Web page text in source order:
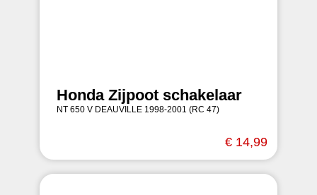
Honda Zijpoot schakelaar
NT 650 V DEAUVILLE 1998-2001 (RC 47)
€ 14,99